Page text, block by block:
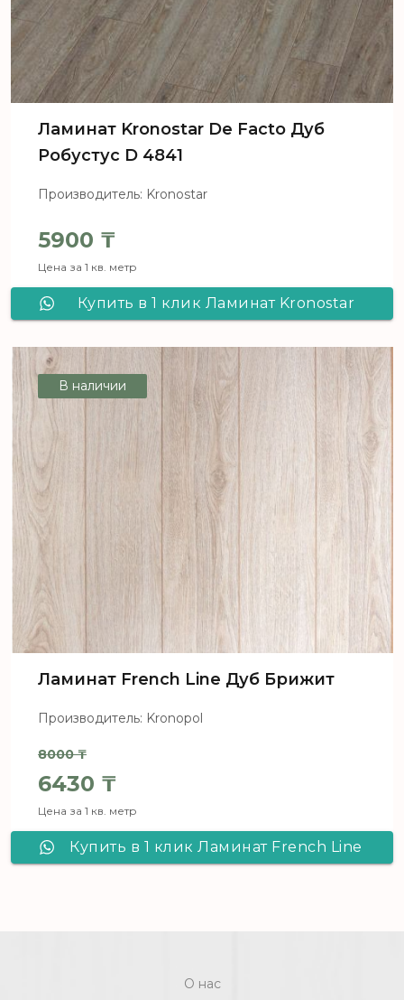
Ламинат Kronostar De Facto Дуб
Робустус D 4841
Производитель: Kronostar
5900 ₸
Цена за 1 кв. метр
Купить в 1 клик Ламинат Kronostar
В наличии
Ламинат French Line Дуб Брижит
Производитель: Kronopol
8000₸
Первоначальная цена
6430 ₸
Текущая цена: 6430 ₸.
Цена за 1 кв. метр
Купить в 1 клик Ламинат French Line
О нас